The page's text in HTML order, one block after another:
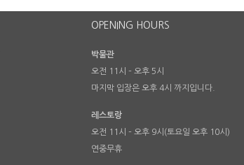
OPENING HOURS
박물관
오전 11시 – 오후 5시
마지막 입장은 오후 4시 까지입니다.
레스토랑
오전 11시 – 오후 9시(토요일 오후 10시)
연중무휴